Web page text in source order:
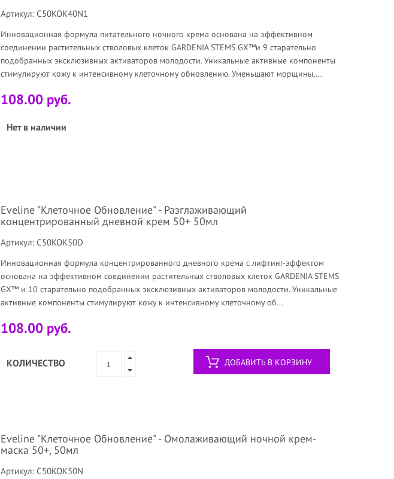
Артикул: C50KOK40N1
Инновационная формула питательного ночного крема основана на эффективном
соединении растительных стволовых клеток GARDENIA STEMS GX™и 9 старательно
подобранных эксклюзивных активаторов молодости. Уникальные активные компоненты
стимулируют кожу к интенсивному клеточному обновлению. Уменьшают морщины,...
108.00 руб.
Нет в наличии
Eveline "Клеточное Обновление" - Разглаживающий
концентрированный дневной крем 50+ 50мл
Артикул: C50KOK50D
Инновационная формула концентрированного дневного крема с лифтинг-эффектом
основана на эффективном соединении растительных стволовых клеток GARDENIA STEMS
GX™ и 10 старательно подобранных эксклюзивных активаторов молодости. Уникальные
активные компоненты стимулируют кожу к интенсивному клеточному об...
108.00 руб.
КОЛИЧЕСТВО ДОБАВИТЬ В КОРЗИНУ
Eveline "Клеточное Обновление" - Омолаживающий ночной крем-
маска 50+, 50мл
Артикул: C50KOK50N